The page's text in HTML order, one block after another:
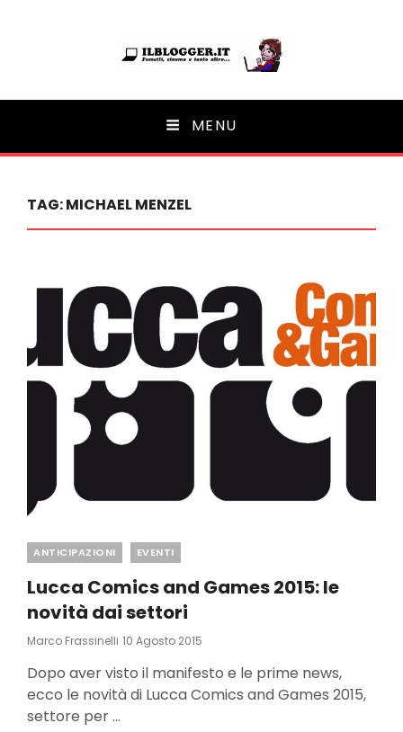
Ilblogger.it
Il portalino di blog | MENU
TAG:MICHAEL MENZEL
Categories
ANTICIPAZIONI EVENTI
Lucca Comics and Games 2015: le
novità dai settori
Marco Frassinelli Posted
10 Agosto 2015
Dopo aver visto il manifesto e le prime news,
ecco le novità di Lucca Comics and Games 2015,
settore per …